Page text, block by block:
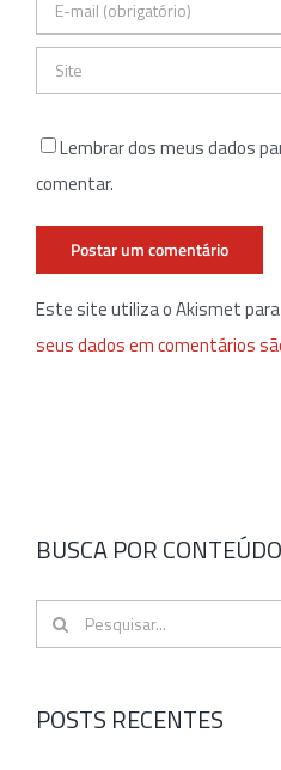
Lembrar dos meus dados
comentar.
Este site utiliza o Akismet
seus dados em comentários
BUSCA POR CONTEÚDO
Buscar
resultados
POSTS RECENTES